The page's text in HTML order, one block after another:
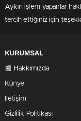
Aykırı işlem yapanlar
tercih ettiğiniz için
KURUMSAL
📰 Hakkımızda
Künye
İletişim
Gizlilik Politikası